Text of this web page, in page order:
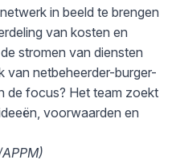
in beeld te brengen
van kosten en
stromen van diensten
van netbeheerder-burger-
de focus? Het team zoekt
voorwaarden en